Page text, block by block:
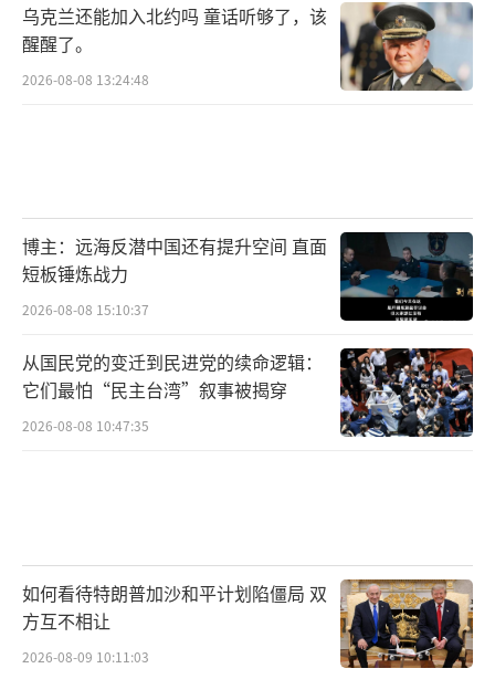
乌克兰还能加入北约吗 童话听够了，该
醒醒了。
2026-08-08 13:24:48
博主：远海反潜中国还有提升空间 直面
短板锤炼战力
2026-08-08 15:10:37
从国民党的变迁到民进党的续命逻辑：
它们最怕“民主台湾”叙事被揭穿
2026-08-08 10:47:35
如何看待特朗普加沙和平计划陷僵局 双
方互不相让
2026-08-09 10:11:03